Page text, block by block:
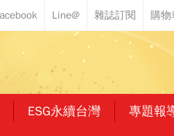
ESG永續台灣 專題報